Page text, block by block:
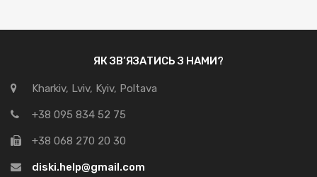
ЯК ЗВ’ЯЗАТИСЬ З НАМИ?
Kharkiv, Lviv, Kyiv, Poltava
+38 095 834 52 75
+38 068 270 20 30
diski.help@gmail.com